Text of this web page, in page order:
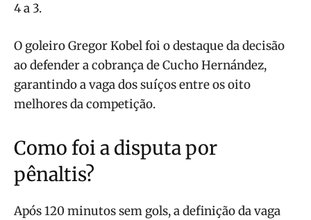
4 a 3.
O goleiro Gregor Kobel foi o destaque da decisão
ao defender a cobrança de Cucho Hernández,
garantindo a vaga dos suíços entre os oito
melhores da competição.
Como foi a disputa por
pênaltis?
Após 120 minutos sem gols, a definição da vaga